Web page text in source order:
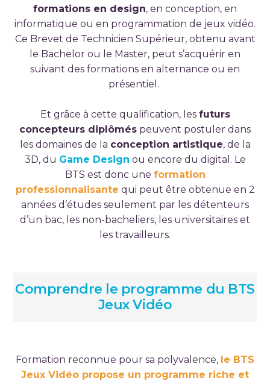
formations en design, en conception, en
informatique ou en programmation de jeux vidéo.
Ce Brevet de Technicien Supérieur, obtenu avant
le Bachelor ou le Master, peut s’acquérir en
suivant des formations en alternance ou en
présentiel.
Et grâce à cette qualification, les futurs
concepteurs diplômés peuvent postuler dans
les domaines de la conception artistique, de la
3D, du Game Design ou encore du digital. Le
BTS est donc une formation
professionnalisante qui peut être obtenue en 2
années d’études seulement par les détenteurs
d’un bac, les non-bacheliers, les universitaires et
les travailleurs.
Comprendre le programme du BTS
Jeux Vidéo
Formation reconnue pour sa polyvalence, le BTS
Jeux Vidéo propose un programme riche et